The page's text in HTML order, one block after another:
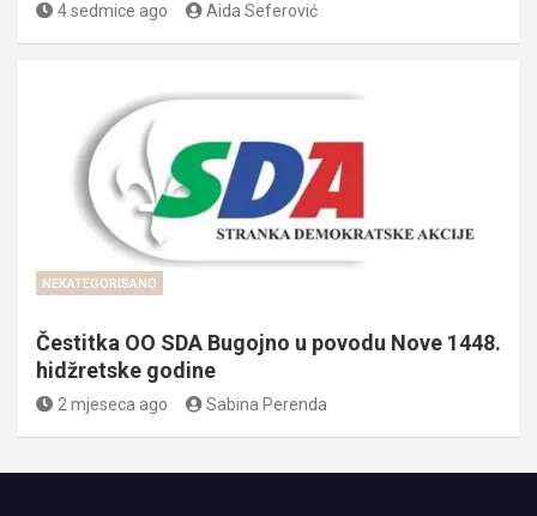
4 sedmice ago Aida Seferović
NEKATEGORISANO
Čestitka OO SDA Bugojno u povodu Nove 1448.
hidžretske godine
2 mjeseca ago Sabina Perenda